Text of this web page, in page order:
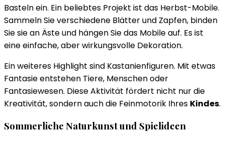
Basteln ein. Ein beliebtes Projekt ist das Herbst-Mobile.
Sammeln Sie verschiedene Blätter und Zapfen, binden
Sie sie an Äste und hängen Sie das Mobile auf. Es ist
eine einfache, aber wirkungsvolle Dekoration.
Ein weiteres Highlight sind Kastanienfiguren. Mit etwas
Fantasie entstehen Tiere, Menschen oder
Fantasiewesen. Diese Aktivität fördert nicht nur die
Kreativität, sondern auch die Feinmotorik Ihres Kindes.
Sommerliche Naturkunst und Spielideen